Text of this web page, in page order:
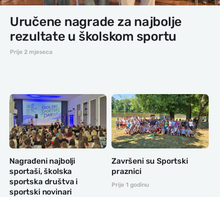
Uručene nagrade za najbolje
rezultate u školskom sportu
Prije 2 mjeseca
Nagrađeni najbolji
sportaši, školska
sportska društva i
sportski novinari
Završeni su Sportski
praznici
Prije 1 godinu